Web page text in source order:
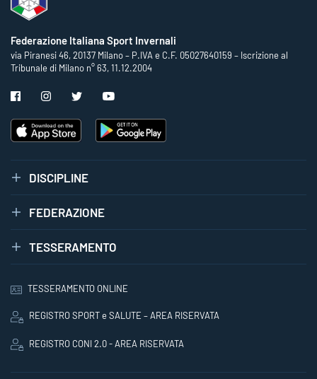
Federazione Italiana Sport Invernali
via Piranesi 46, 20137 Milano – P.IVA e C.F. 05027640159 – Iscrizione al
Tribunale di Milano n° 63, 11.12.2004
DISCIPLINE
FEDERAZIONE
TESSERAMENTO
TESSERAMENTO ONLINE
REGISTRO SPORT e SALUTE – AREA RISERVATA
REGISTRO CONI 2.0 - AREA RISERVATA